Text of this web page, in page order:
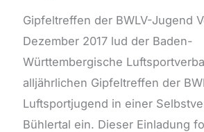
Gipfeltreffen der BWLV-Jugend
Dezember 2017 lud der Baden-
Württembergische
alljährlichen Gipfeltreffen der
Luftsportjugend in einer
Bühlertal ein. Dieser Einladung